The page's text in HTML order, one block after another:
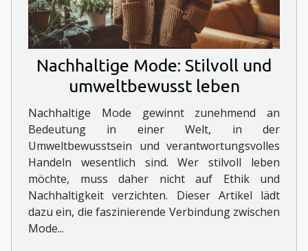
Nachhaltige Mode: Stilvoll und
umweltbewusst leben
Nachhaltige Mode gewinnt zunehmend an
Bedeutung in einer Welt, in der
Umweltbewusstsein und verantwortungsvolles
Handeln wesentlich sind. Wer stilvoll leben
möchte, muss daher nicht auf Ethik und
Nachhaltigkeit verzichten. Dieser Artikel lädt
dazu ein, die faszinierende Verbindung zwischen
Mode...